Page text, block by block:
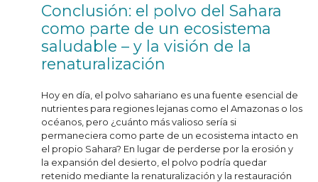
Conclusión: el polvo del Sahara
como parte de un ecosistema
saludable – y la visión de la
renaturalización
Hoy en día, el polvo sahariano es una fuente esencial de
nutrientes para regiones lejanas como el Amazonas o los
océanos, pero ¿cuánto más valioso sería si
permaneciera como parte de un ecosistema intacto en
el propio Sahara? En lugar de perderse por la erosión y
la expansión del desierto, el polvo podría quedar
retenido mediante la renaturalización y la restauración